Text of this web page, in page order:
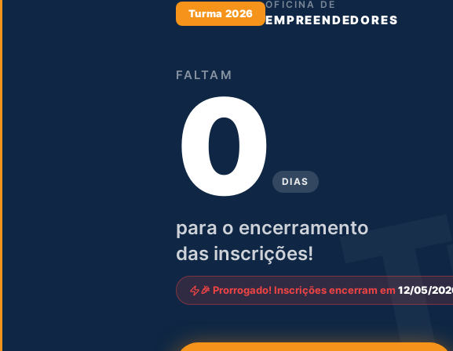
Turma 2026
OFICINA DE
EMPREENDEDORES
FALTAM
0 DIAS
para o encerramento
das inscrições!
🎉 Prorrogado! Inscrições encerram em 12/05/